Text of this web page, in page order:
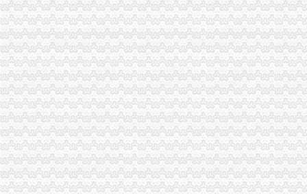
潼南局结合“五五普法”一元注册公司工作全面推进队伍法化建设
涪陵局“五到位”0元注册公司流程举措加合同格式条款监督实现“四个100%”
永川局创新索“两项制度一票通”重庆免费注册公司监管模式初见成效
荣昌局一元注册公司采取四项措施确保2009年国库集中支付顺利进行
忠县县长刘贵忠对忠县局报送的1元注册公司信息作出重要批示
企业处达贯彻落实市重庆免费注册公司委三届四次全委会精